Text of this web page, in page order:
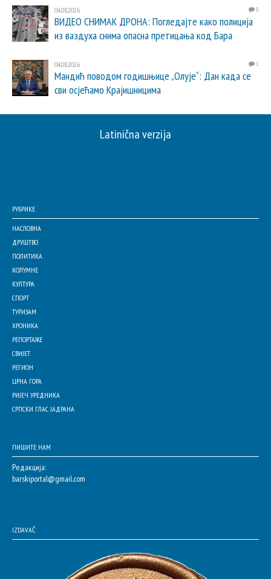
04.08.2026. 0
ВИДЕО СНИМАК ДРОНА: Погледајте како полиција
из ваздуха снима опасна претицања код Бара
04.08.2026. 1
Мандић поводом годишњице „Олује“: Дан када се
сви осјећамо Крајишницима
Latinična verzija
РУБРИКЕ
НАСЛОВНА
ДРУШТВО
ПОЛИТИКА
КОЛУМНЕ
КУЛТУРА
СПОРТ
ТУРИЗАМ
ХРОНИКА
РЕПОРТАЖЕ
СВИЈЕТ
РЕГИОН
ЦРНА ГОРА
РИЈЕЧ УРЕДНИКА
СРПСКИ ГЛАС ЈАДРАНА
ПИШИТЕ НАМ
Редакција:
barskiportal@gmail.com
IZDAVAČ: